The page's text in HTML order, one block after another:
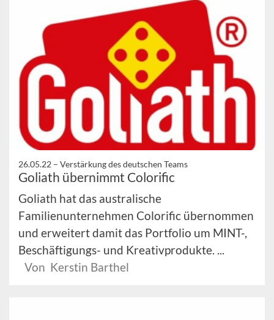
26.05.22 – Verstärkung des deutschen Teams
Goliath übernimmt Colorific
Goliath hat das australische
Familienunternehmen Colorific übernommen
und erweitert damit das Portfolio um MINT-,
Beschäftigungs- und Kreativprodukte. ...
Von Kerstin Barthel